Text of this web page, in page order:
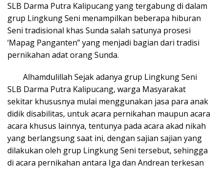
SLB Darma Putra Kalipucang yang tergabung di dalam
grup Lingkung Seni menampilkan beberapa hiburan
Seni tradisional khas Sunda salah satunya prosesi
‘Mapag Panganten” yang menjadi bagian dari tradisi
pernikahan adat orang Sunda.
Alhamdulillah Sejak adanya grup Lingkung Seni
SLB Darma Putra Kalipucang, warga Masyarakat
sekitar khususnya mulai menggunakan jasa para anak
didik disabilitas, untuk acara pernikahan maupun acara
acara khusus lainnya, tentunya pada acara akad nikah
yang berlangsung saat ini, dengan sajian sajian yang
dilakukan oleh grup Lingkung Seni tersebut, sehingga
di acara pernikahan antara Iga dan Andrean terkesan